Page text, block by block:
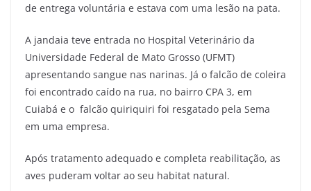
de entrega voluntária e estava com uma lesão na pata.
A jandaia teve entrada no Hospital Veterinário da
Universidade Federal de Mato Grosso (UFMT)
apresentando sangue nas narinas. Já o falcão de coleira
foi encontrado caído na rua, no bairro CPA 3, em
Cuiabá e o falcão quiriquiri foi resgatado pela Sema
em uma empresa.
Após tratamento adequado e completa reabilitação, as
aves puderam voltar ao seu habitat natural.